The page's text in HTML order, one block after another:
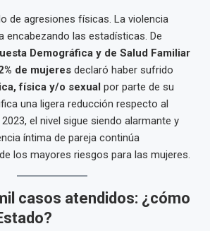
de agresiones físicas. La violencia
encabezando las estadísticas. De
Demográfica y de Salud Familiar
de mujeres declaró haber sufrido
física y/o sexual por parte de su
una ligera reducción respecto al
el nivel sigue siendo alarmante y
íntima de pareja continúa
los mayores riesgos para las mujeres.
casos atendidos: ¿cómo